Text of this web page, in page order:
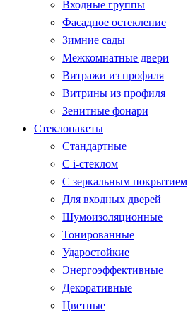
Входные группы
Фасадное остекление
Зимние сады
Межкомнатные двери
Витражи из профиля
Витрины из профиля
Зенитные фонари
Стеклопакеты
Стандартные
С i-стеклом
С зеркальным покрытием
Для входных дверей
Шумоизоляционные
Тонированные
Ударостойкие
Энергоэффективные
Декоративные
Цветные